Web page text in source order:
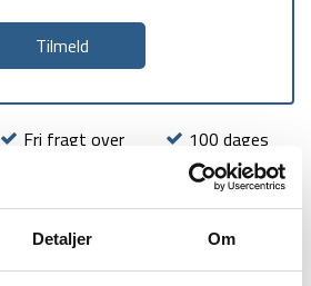
Detaljer Om
Fri fragt over
100 dages
returret